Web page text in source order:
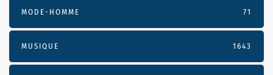
MODE-HOMME 71
MUSIQUE 1643